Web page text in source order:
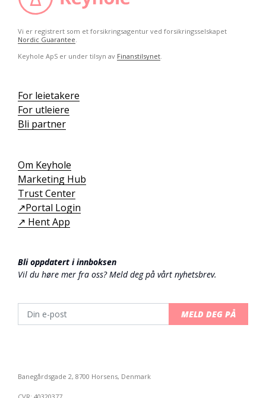
Vi er registrert som et forsikringsagentur ved forsikringsselskapet
Nordic Guarantee.
Keyhole ApS er under tilsyn av Finanstilsynet.
For leietakere
For utleiere
Bli partner
Om Keyhole
Marketing Hub
Trust Center
↗️Portal Login
↗️ Hent App
Bli oppdatert i innboksen
Vil du høre mer fra oss? Meld deg på vårt nyhetsbrev.
MELD DEG PÅ
Banegårdsgade 2, 8700 Horsens, Denmark